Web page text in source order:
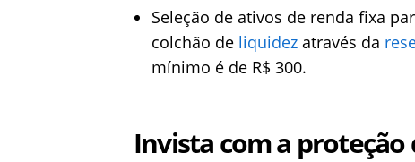
Seleção de ativos de renda fixa
colchão de liquidez através da
mínimo é de R$ 300.
Invista com a proteção